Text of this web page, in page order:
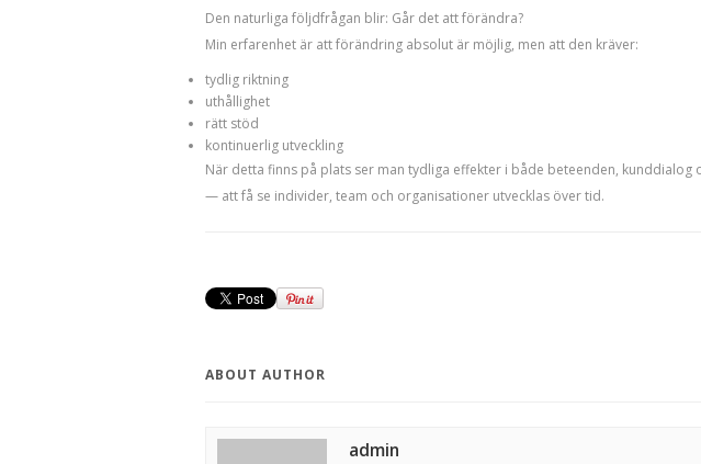
Den naturliga följdfrågan blir: Går det att förändra?
Min erfarenhet är att förändring absolut är möjlig, men att den kräver:
tydlig riktning
uthållighet
rätt stöd
kontinuerlig utveckling
När detta finns på plats ser man tydliga effekter i både beteenden,
— att få se individer, team och organisationer utvecklas över tid.
ABOUT AUTHOR
admin